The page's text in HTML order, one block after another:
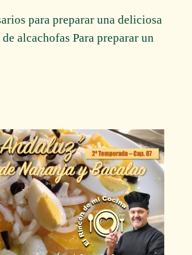
para preparar una deliciosa
alcachofas Para preparar un